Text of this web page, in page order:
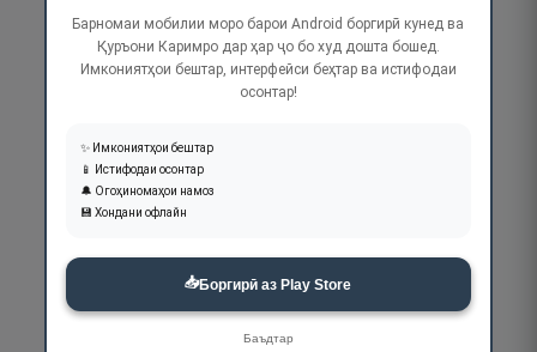
Барномаи мобилии моро барои Android боргирӣ кунед ва
Қуръони Каримро дар ҳар ҷо бо худ дошта бошед.
Имкониятҳои бештар, интерфейси беҳтар ва истифодаи
осонтар!
✨ Имкониятҳои бештар
📱 Истифодаи осонтар
🔔 Огоҳиномаҳои намоз
💾 Хондани офлайн
📥Боргирӣ аз Play Store
Баъдтар